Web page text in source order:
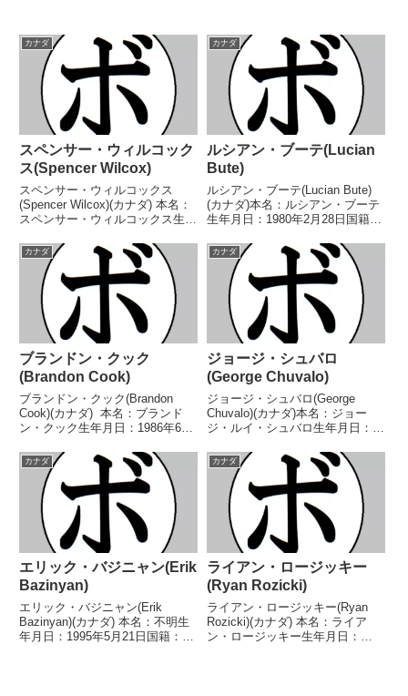
カナダ
スペンサー・ウィルコック
ス(Spencer Wilcox)
スペンサー・ウィルコックス
(Spencer Wilcox)(カナダ) 本名：
スペンサー・ウィルコックス生年
ダ戦績：14戦13勝(6KO)1敗 【獲
得タイトル】なし 【戦歴】
2022/03/25 ○2RTKO...
カナダ
ルシアン・ブーテ(Lucian
Bute)
ルシアン・ブーテ(Lucian Bute)
(カナダ)本名：ルシアン・ブーテ
生年月日：1980年2月28日国籍：
(25KO)5敗【獲得タイトル】
NABF北米ライトヘビー級王座
NABF北米ライトヘビー級王座
NABF北...
カナダ
ブランドン・クック
(Brandon Cook)
ブランドン・クック(Brandon
Cook)(カナダ) 本名：ブランド
ン・クック生年月日：1986年6月
勝(19KO)3敗 【獲得タイトル】
カナダスーパーウェルター級王座
NABAカナダミドル級王座IB...
カナダ
ジョージ・シュバロ
(George Chuvalo)
ジョージ・シュバロ(George
Chuvalo)(カナダ)本名：ジョー
ジ・ルイ・シュバロ生年月日：
績：93戦73勝(64KO)18敗2分【獲
得タイトル】1955年年度カナダ
選手権ヘビー級優勝(アマチュ
ア)...
カナダ
エリック・バジニャン(Erik
Bazinyan)
エリック・バジニャン(Erik
Bazinyan)(カナダ) 本名：不明生
年月日：1995年5月21日国籍：カ
カナダ
ライアン・ロージッキー
(Ryan Rozicki)
ライアン・ロージッキー(Ryan
Rozicki)(カナダ) 本名：ライア
ン・ロージッキー生年月日：